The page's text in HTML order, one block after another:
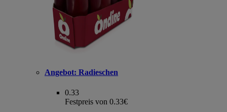
Angebot: Radieschen
0.33
Festpreis von 0.33€